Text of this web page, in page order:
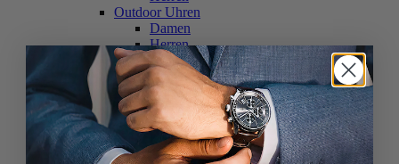
Outdoor Uhren
Damen
Herren
Schweizer Uhren
Damen
Herren
Skelettuhren
Damen
Herren
Smartwatches